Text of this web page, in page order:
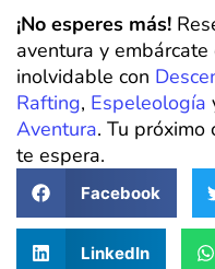
¡No esperes más!
aventura y
inolvidable con
Rafting, Espeleología
Aventura. Tu próximo
te espera.
Facebook
LinkedIn